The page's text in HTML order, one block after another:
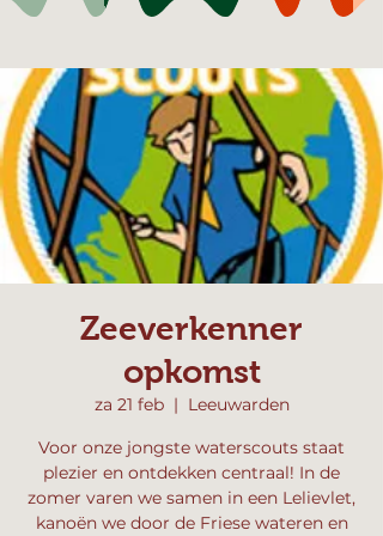
Zeeverkenner
opkomst
za 21 feb
  |
Leeuwarden
Voor onze jongste waterscouts staat
plezier en ontdekken centraal! In de
zomer varen we samen in een Lelievlet,
kanoën we door de Friese wateren en